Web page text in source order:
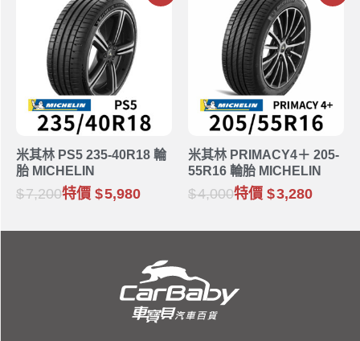
米其林 PS5 235-40R18 輪
胎 MICHELIN
7,200特價 5,980
米其林 PRIMACY4＋ 205-
55R16 輪胎 MICHELIN
4,000特價 3,280